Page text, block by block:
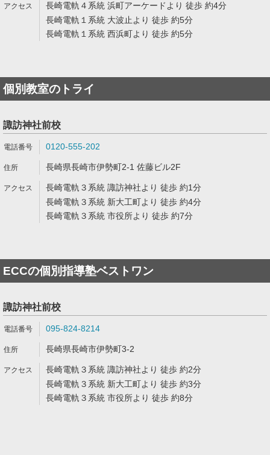
長崎電軌４系統 浜町アーケードより 徒歩 約4分
長崎電軌１系統 大波止より 徒歩 約5分
長崎電軌１系統 西浜町より 徒歩 約5分
個別教室のトライ
諏訪神社前校
0120-555-202
長崎県長崎市伊勢町2-1 佐藤ビル2F
長崎電軌３系統 諏訪神社より 徒歩 約1分
長崎電軌３系統 新大工町より 徒歩 約4分
長崎電軌３系統 市役所より 徒歩 約7分
ECCの個別指導塾ベストワン
諏訪神社前校
095-824-8214
長崎県長崎市伊勢町3-2
長崎電軌３系統 諏訪神社より 徒歩 約2分
長崎電軌３系統 新大工町より 徒歩 約3分
長崎電軌３系統 市役所より 徒歩 約8分